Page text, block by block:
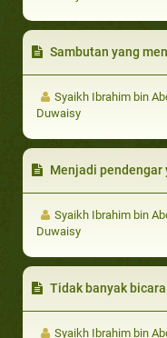
Sambutan yang
Syaikh Ibrahim bin
Duwaisy
Menjadi pendengar
Syaikh Ibrahim bin
Duwaisy
Tidak banyak bicara
Syaikh Ibrahim bin